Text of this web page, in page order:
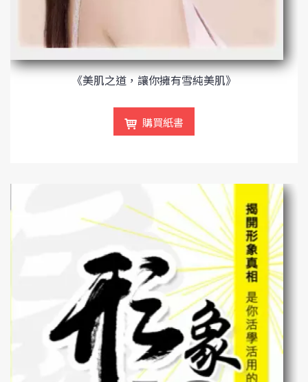
《美肌之道，讓你擁有雪純美肌》
購買紙書